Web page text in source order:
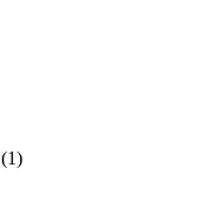
(1)